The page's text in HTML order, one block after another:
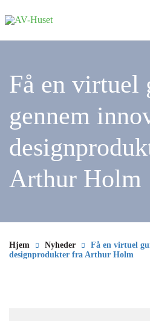
Få en virtuel
gennem
Arthur Holm
Hjem Nyheder
Få en virtuel
designprodukter fra Arthur Holm